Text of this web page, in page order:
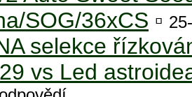
SOG/36xCS ▫
selekce
vs Led